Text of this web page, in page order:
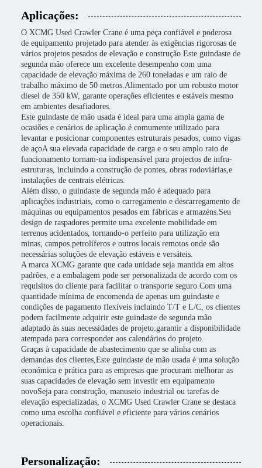
Aplicações:
O XCMG Used Crawler Crane é uma peça confiável e poderosa
de equipamento projetado para atender às exigências rigorosas de
vários projetos pesados de elevação e construção.Este guindaste de
segunda mão oferece um excelente desempenho com uma
capacidade de elevação máxima de 260 toneladas e um raio de
trabalho máximo de 50 metros.Alimentado por um robusto motor
diesel de 350 kW, garante operações eficientes e estáveis mesmo
em ambientes desafiadores.
Este guindaste de mão usada é ideal para uma ampla gama de
ocasiões e cenários de aplicação.é comumente utilizado para
levantar e posicionar componentes estruturais pesados, como vigas
de açoA sua elevada capacidade de carga e o seu amplo raio de
funcionamento tornam-na indispensável para projectos de infra-
estruturas, incluindo a construção de pontes, obras rodoviárias,e
instalações de centrais elétricas.
Além disso, o guindaste de segunda mão é adequado para
aplicações industriais, como o carregamento e descarregamento de
máquinas ou equipamentos pesados em fábricas e armazéns.Seu
design de raspadores permite uma excelente mobilidade em
terrenos acidentados, tornando-o perfeito para utilização em
minas, campos petrolíferos e outros locais remotos onde são
necessárias soluções de elevação estáveis e versáteis.
A marca XCMG garante que cada unidade seja mantida em altos
padrões, e a embalagem pode ser personalizada de acordo com os
requisitos do cliente para facilitar o transporte seguro.Com uma
quantidade mínima de encomenda de apenas um guindaste e
condições de pagamento flexíveis incluindo T/T e L/C, os clientes
podem facilmente adquirir este guindaste de segunda mão
adaptado às suas necessidades de projeto.garantir a disponibilidade
atempada para corresponder aos calendários do projeto.
Graças à capacidade de abastecimento que se alinha com as
demandas dos clientes,Este guindaste de mão usada é uma solução
económica e prática para as empresas que procuram melhorar as
suas capacidades de elevação sem investir em equipamento
novoSeja para construção, manuseio industrial ou tarefas de
elevação especializadas, o XCMG Used Crawler Crane se destaca
como uma escolha confiável e eficiente para vários cenários
operacionais.
Personalização: